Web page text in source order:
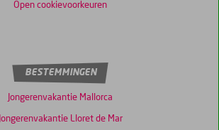
Open cookievoorkeuren
BESTEMMINGEN
Jongerenvakantie Mallorca
Jongerenvakantie Lloret de Mar